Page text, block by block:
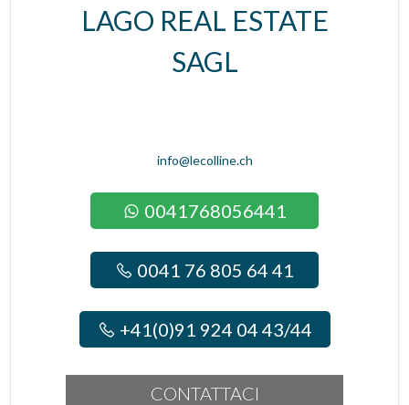
LAGO REAL ESTATE
SAGL
info@lecolline.ch
0041768056441
0041 76 805 64 41
+41(0)91 924 04 43/44
CONTATTACI